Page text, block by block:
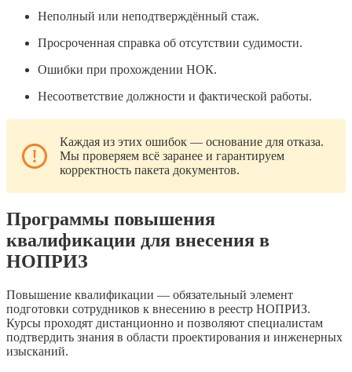
Неполный или неподтверждённый стаж.
Просроченная справка об отсутствии судимости.
Ошибки при прохождении НОК.
Несоответствие должности и фактической работы.
Каждая из этих ошибок — основание для отказа.
Мы проверяем всё заранее и гарантируем
корректность пакета документов.
Программы повышения
квалификации для внесения в
НОПРИЗ
Повышение квалификации — обязательный элемент
подготовки сотрудников к внесению в реестр НОПРИЗ.
Курсы проходят дистанционно и позволяют специалистам
подтвердить знания в области проектирования и инженерных
изысканий.